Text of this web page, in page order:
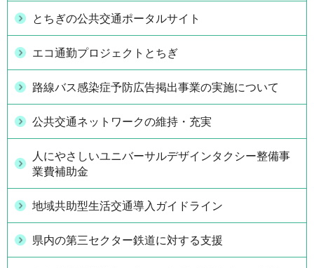
とちぎの公共交通ポータルサイト
エコ通勤プロジェクトとちぎ
路線バス感染症予防広告掲出事業の実施について
公共交通ネットワークの維持・充実
人にやさしいユニバーサルデザインタクシー整備事
業費補助金
地域共助型生活交通導入ガイドライン
県内の第三セクター鉄道に対する支援